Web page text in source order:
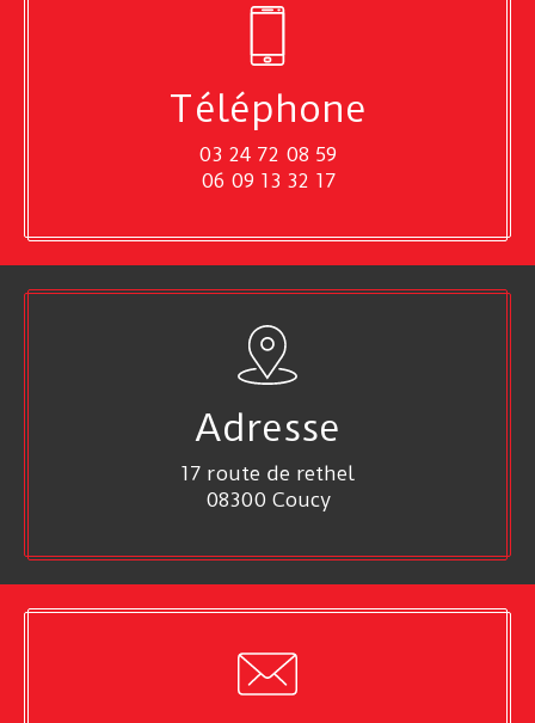
Téléphone
03 24 72 08 59
06 09 13 32 17
Adresse
17 route de rethel
08300 Coucy